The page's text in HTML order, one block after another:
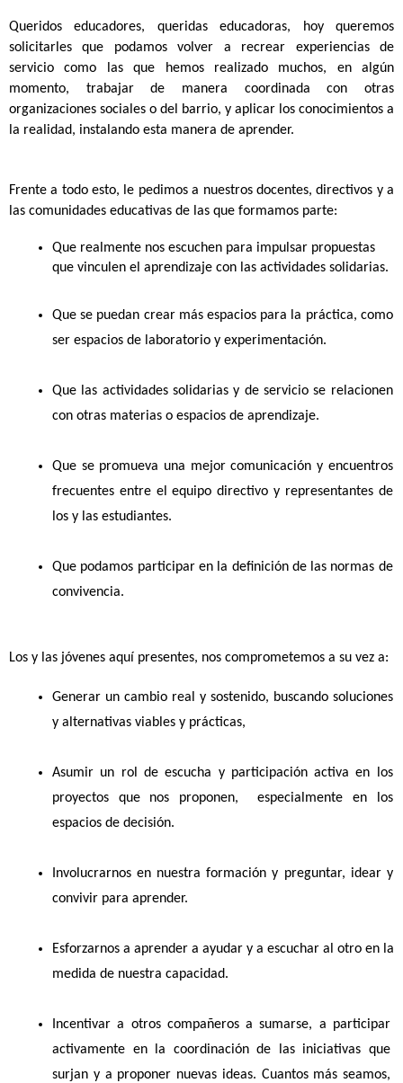
Queridos educadores, queridas educadoras, hoy queremos
solicitarles que podamos volver a recrear experiencias de
servicio como las que hemos realizado muchos, en algún
momento, trabajar de manera coordinada con otras
organizaciones sociales o del barrio, y aplicar los conocimientos a
la realidad, instalando esta manera de aprender.
Frente a todo esto, le pedimos a nuestros docentes, directivos y a
las comunidades educativas de las que formamos parte:
Que realmente nos escuchen para impulsar propuestas
que vinculen el aprendizaje con las actividades solidarias.
Que se puedan crear más espacios para la práctica, como
ser espacios de laboratorio y experimentación.
Que las actividades solidarias y de servicio se relacionen
con otras materias o espacios de aprendizaje.
Que se promueva una mejor comunicación y encuentros
frecuentes entre el equipo directivo y representantes de
los y las estudiantes.
Que podamos participar en la definición de las normas de
convivencia.
Los y las jóvenes aquí presentes, nos comprometemos a su vez a:
Generar un cambio real y sostenido, buscando soluciones
y alternativas viables y prácticas,
Asumir un rol de escucha y participación activa en los
proyectos que nos proponen,  especialmente en los
espacios de decisión.
Involucrarnos en nuestra formación y preguntar, idear y
convivir para aprender.
Esforzarnos a aprender a ayudar y a escuchar al otro en la
medida de nuestra capacidad.
Incentivar a otros compañeros a sumarse, a participar
activamente en la coordinación de las iniciativas que
surjan y a proponer nuevas ideas. Cuantos más seamos,